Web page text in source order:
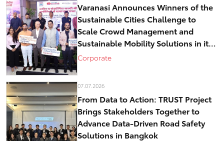
Varanasi Announces Winners of the
Sustainable Cities Challenge to
Scale Crowd Management and
Sustainable Mobility Solutions in its
historical core – Kashi
Corporate
07.07.2026
From Data to Action: TRUST Project
Brings Stakeholders Together to
Advance Data-Driven Road Safety
Solutions in Bangkok